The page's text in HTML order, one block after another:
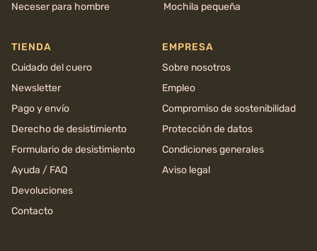
Neceser para hombre
Mochila pequeña
TIENDA
Cuidado del cuero
Newsletter
Pago y envío
Derecho de desistimiento
Formulario de desistimiento
Ayuda / FAQ
Devoluciones
Contacto
EMPRESA
Sobre nosotros
Empleo
Compromiso de sostenibilidad
Protección de datos
Condiciones generales
Aviso legal